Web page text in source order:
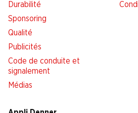
Durabilité
Sponsoring
Qualité
Publicités
Code de conduite et
signalement
Médias